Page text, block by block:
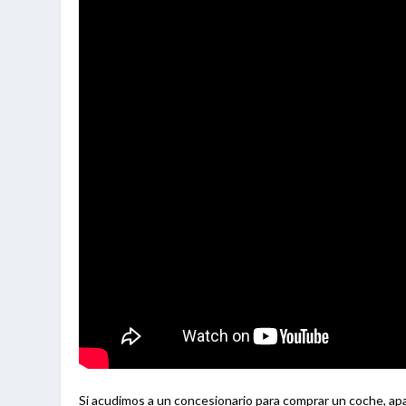
Si acudimos a un concesionario para comprar un coche,